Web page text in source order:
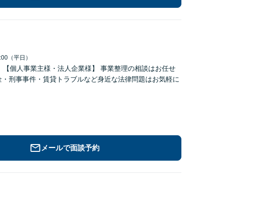
（平日）
個人事業主様・法人企業様】 事業整理の相談はお任せ
刑事事件・賃貸トラブルなど身近な法律問題はお気軽に
メールで面談予約